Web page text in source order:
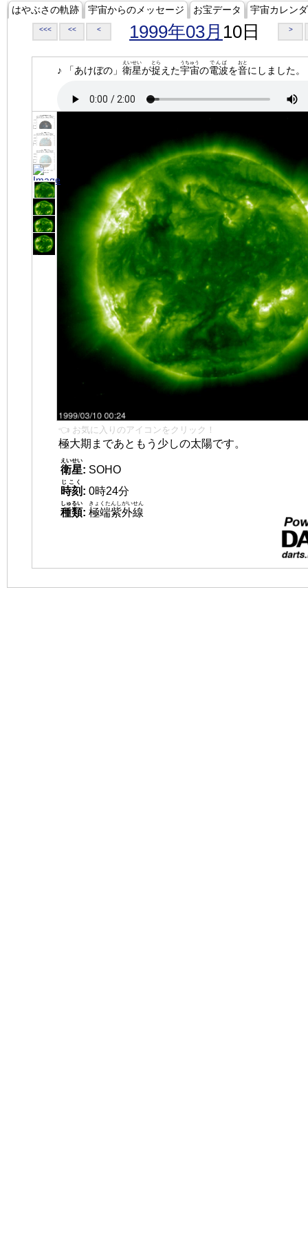
はやぶさの軌跡 宇宙からのメッセージ お宝データ 宇宙カレン
<<< << < 1999年03月 10日 >
♪ 「あけぼの」 衛星
えいせい
が捉
とら
えた宇宙
うちゅう
の電波
でんぱ
を音
おと
にしました。
👈 お気に入りのアイコンをクリック！
極大期まであともう少しの太陽です。
衛星
えいせい
: SOHO
時刻
じこく
: 0時24分
種類
しゅるい
: 極端紫外線
きょくたんしがいせん